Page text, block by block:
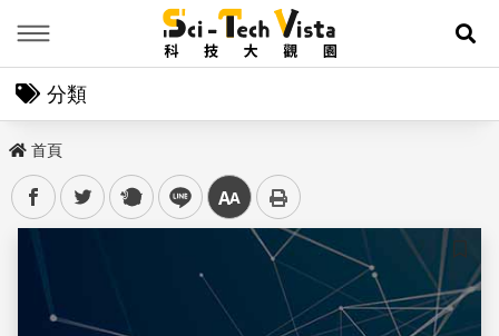
展
分類
首頁
facebooktwitter plurk line 中
儲存